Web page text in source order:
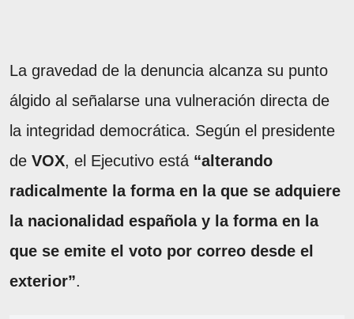
La gravedad de la denuncia alcanza su punto
álgido al señalarse una vulneración directa de
la integridad democrática. Según el presidente
de VOX, el Ejecutivo está “alterando
radicalmente la forma en la que se adquiere
la nacionalidad española y la forma en la
que se emite el voto por correo desde el
exterior”.